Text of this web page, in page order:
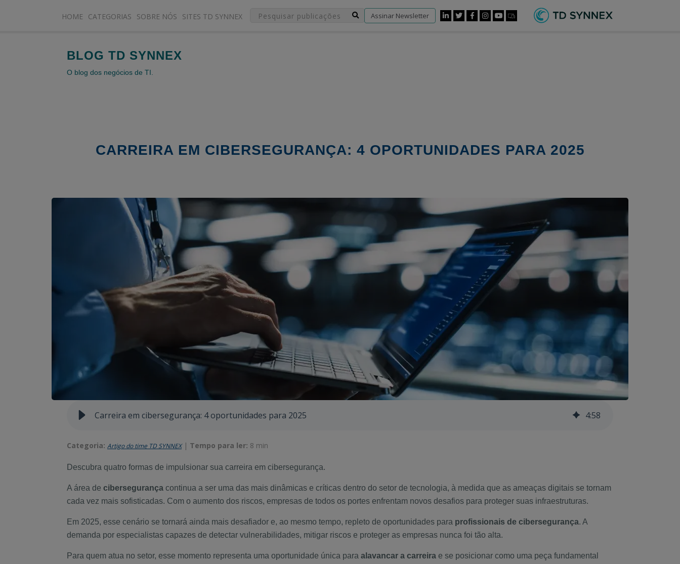
HOME CATEGORIAS SOBRE NÓS SITES TD SYNNEX Assinar Newsletter
BLOG TD SYNNEX
O blog dos negócios de TI.
CARREIRA EM CIBERSEGURANÇA: 4 OPORTUNIDADES PARA 2025
Carreira em cibersegurança: 4 oportunidades para 2025 4:58
Categoria: Artigo do time TD SYNNEX | Tempo para ler: 8 min
Descubra quatro formas de impulsionar sua carreira em cibersegurança.
A área de cibersegurança continua a ser uma das mais dinâmicas e críticas dentro do setor de tecnologia, à medida que as ameaças digitais se tornam
cada vez mais sofisticadas. Com o aumento dos riscos, empresas de todos os portes enfrentam novos desafios para proteger suas infraestruturas.
Em 2025, esse cenário se tornará ainda mais desafiador e, ao mesmo tempo, repleto de oportunidades para profissionais de cibersegurança. A
demanda por especialistas capazes de detectar vulnerabilidades, mitigar riscos e proteger as empresas nunca foi tão alta.
Para quem atua no setor, esse momento representa uma oportunidade única para alavancar a carreira e se posicionar como uma peça fundamental